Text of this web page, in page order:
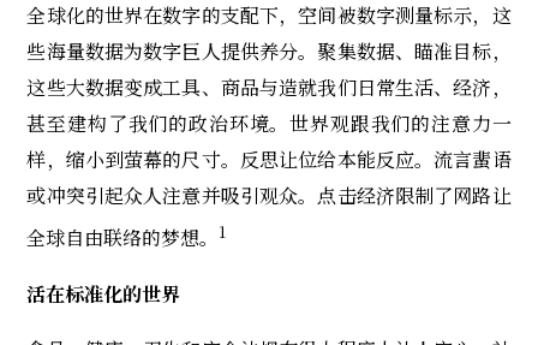
全球化的世界在数字的支配下，空间被数字测量标示，这
些海量数据为数字巨人提供养分。聚集数据、瞄准目标，
这些大数据变成工具、商品与造就我们日常生活、经济，
甚至建构了我们的政治环境。世界观跟我们的注意力一
样，缩小到萤幕的尺寸。反思让位给本能反应。流言蜚语
或冲突引起众人注意并吸引观众。点击经济限制了网路让
全球自由联络的梦想。
1
活在标准化的世界